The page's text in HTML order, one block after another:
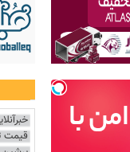
قیمت